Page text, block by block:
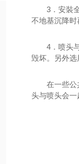
3．安裝全
不地基沉降时
4．喷头与
毁坏。另外选
在一些公共
头与喷头会一